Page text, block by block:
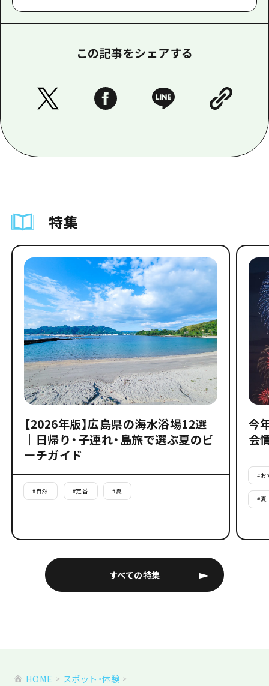
この記事をシェアする
特集
すべての特集
【2026年版】広島県の海水浴場12選
｜日帰り・子連れ・島旅で選ぶ夏のビ
ーチガイド
#自然 #定番 #夏
今
会
#お
#夏
HOME
スポット・体験